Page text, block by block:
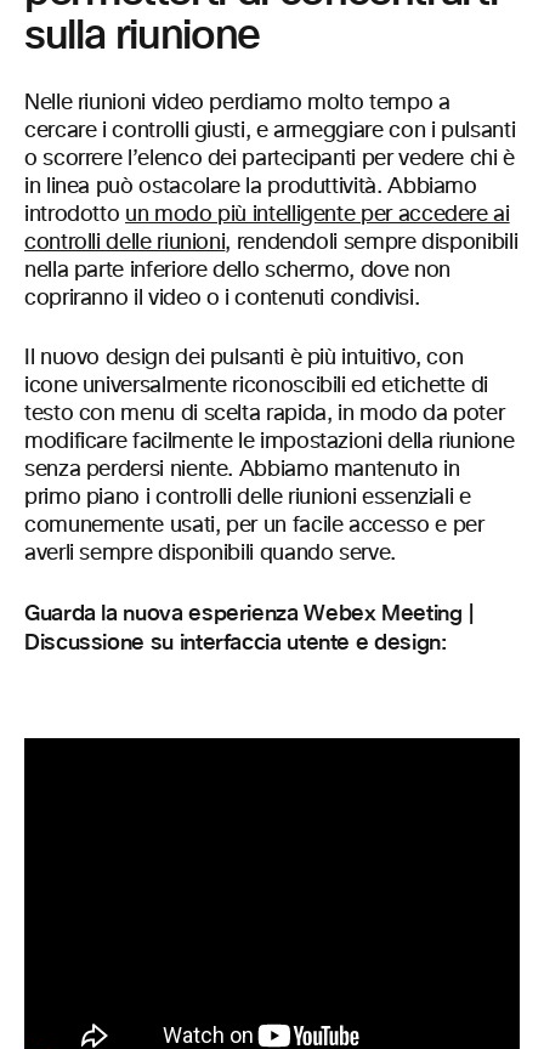
sulla riunione
Nelle riunioni video perdiamo molto tempo a
cercare i controlli giusti, e armeggiare con i pulsanti
o scorrere l’elenco dei partecipanti per vedere chi è
in linea può ostacolare la produttività. Abbiamo
introdotto un modo più intelligente per accedere ai
controlli delle riunioni, rendendoli sempre disponibili
nella parte inferiore dello schermo, dove non
copriranno il video o i contenuti condivisi.
Il nuovo design dei pulsanti è più intuitivo, con
icone universalmente riconoscibili ed etichette di
testo con menu di scelta rapida, in modo da poter
modificare facilmente le impostazioni della riunione
senza perdersi niente. Abbiamo mantenuto in
primo piano i controlli delle riunioni essenziali e
comunemente usati, per un facile accesso e per
averli sempre disponibili quando serve.
Guarda la nuova esperienza Webex Meeting |
Discussione su interfaccia utente e design: